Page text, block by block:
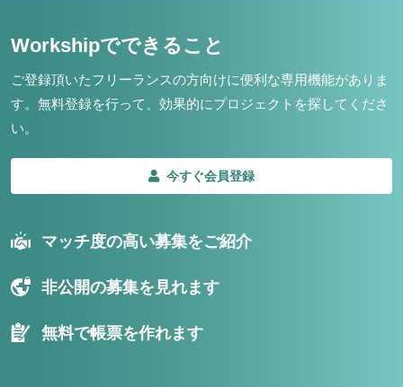
Workshipでできること
ご登録頂いたフリーランスの方向けに便利な専用機能がありま
す。 無料登録を行って、効果的にプロジェクトを探してくださ
い。
今すぐ会員登録
マッチ度の高い募集をご紹介
非公開の募集を見れます
無料で帳票を作れます